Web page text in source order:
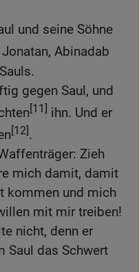
und seine Söhne
Abinadab
gegen Saul, und
[11] ihn. Und er
[12].
Zieh
mich damit, damit
kommen und mich
mit mir treiben!
nicht, denn er
Saul das Schwert